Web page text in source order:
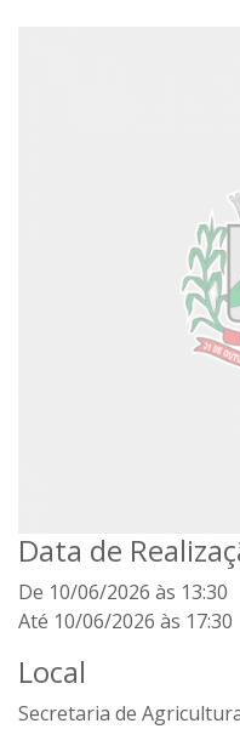
Data de
De 10/06/2026 às 13:30
Até 10/06/2026 às 17:30
Local
Secretaria de